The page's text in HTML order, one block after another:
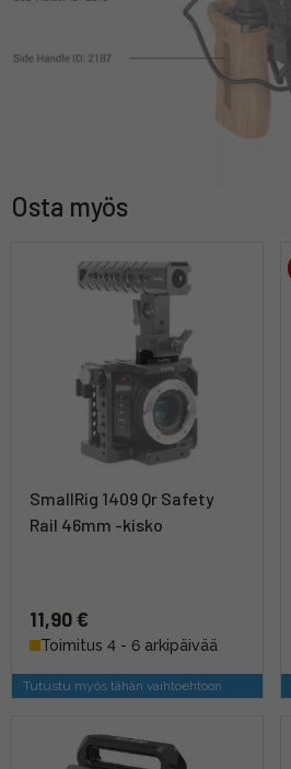
Osta myös
SmallRig 1409 Qr Safety
Rail 46mm -kisko
11,90 €
Toimitus 4 - 6 arkipäivää
Tutustu myös tähän vaihtoehtoon